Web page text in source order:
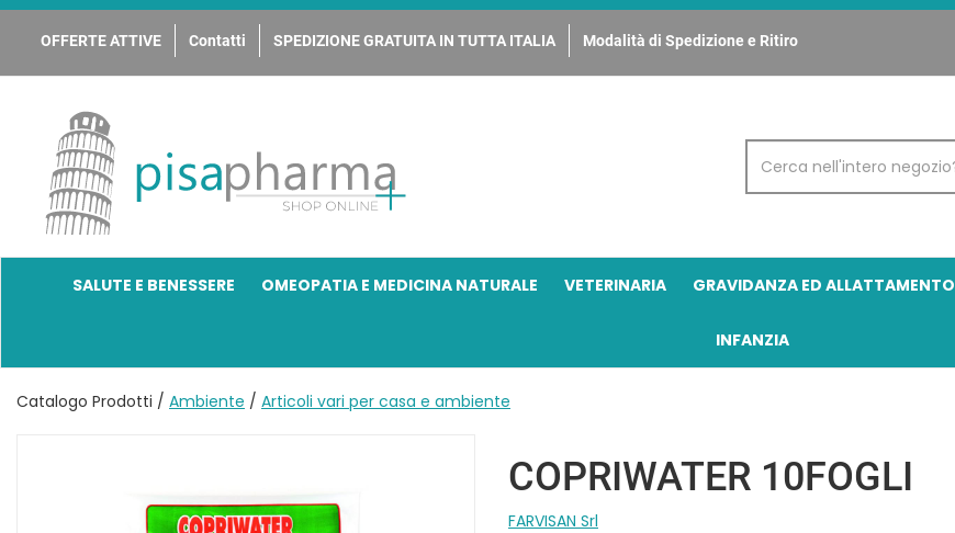
Passa
principale
OFFERTE ATTIVE Contatti SPEDIZIONE GRATUITA IN TUTTA ITALIA Modalità di Spedizione e Ritiro
PisaPharma
Prodotto
SALUTE E BENESSERE OMEOPATIA E MEDICINA NATURALE VETERINARIA GRAVIDANZA ED ALLATTAMENTO
INFANZIA
Catalogo Prodotti / Ambiente / Articoli vari per casa e ambiente
COPRIWATER 10FOGLI
FARVISAN Srl